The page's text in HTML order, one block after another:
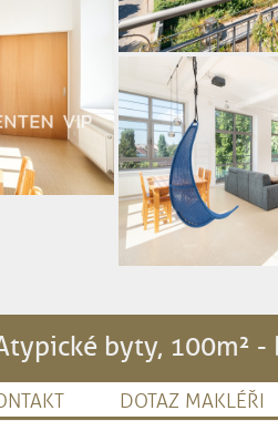
byty, 100m² -
DOTAZ MAKLÉŘI